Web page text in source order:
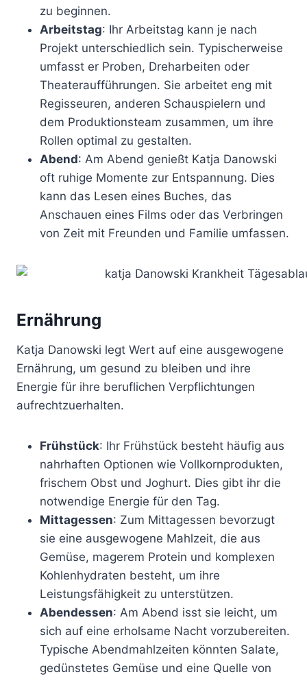
zu beginnen.
Arbeitstag: Ihr Arbeitstag kann je nach
Projekt unterschiedlich sein. Typischerweise
umfasst er Proben, Dreharbeiten oder
Theateraufführungen. Sie arbeitet eng mit
Regisseuren, anderen Schauspielern und
dem Produktionsteam zusammen, um ihre
Rollen optimal zu gestalten.
Abend: Am Abend genießt Katja Danowski
oft ruhige Momente zur Entspannung. Dies
kann das Lesen eines Buches, das
Anschauen eines Films oder das Verbringen
von Zeit mit Freunden und Familie umfassen.
Ernährung
Katja Danowski legt Wert auf eine ausgewogene
Ernährung, um gesund zu bleiben und ihre
Energie für ihre beruflichen Verpflichtungen
aufrechtzuerhalten.
Frühstück: Ihr Frühstück besteht häufig aus
nahrhaften Optionen wie Vollkornprodukten,
frischem Obst und Joghurt. Dies gibt ihr die
notwendige Energie für den Tag.
Mittagessen: Zum Mittagessen bevorzugt
sie eine ausgewogene Mahlzeit, die aus
Gemüse, magerem Protein und komplexen
Kohlenhydraten besteht, um ihre
Leistungsfähigkeit zu unterstützen.
Abendessen: Am Abend isst sie leicht, um
sich auf eine erholsame Nacht vorzubereiten.
Typische Abendmahlzeiten könnten Salate,
gedünstetes Gemüse und eine Quelle von